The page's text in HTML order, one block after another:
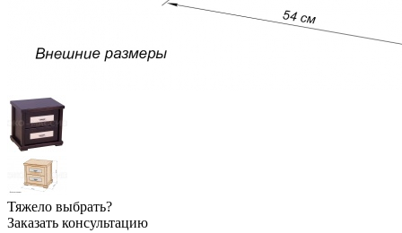
Тяжело выбрать?
Заказать консультацию